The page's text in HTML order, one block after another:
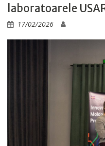
laboratoarele
17/02/2026